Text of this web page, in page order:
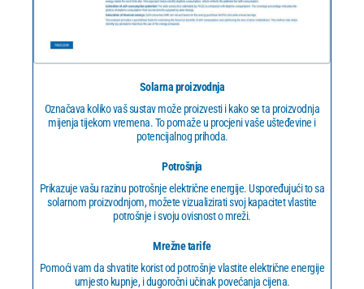
Solarna proizvodnja
Označava koliko vaš sustav može proizvesti i kako se ta proizvodnja
mijenja tijekom vremena. To pomaže u procjeni vaše ušteđevine i
potencijalnog prihoda.
Potrošnja
Prikazuje vašu razinu potrošnje električne energije. Uspoređujući to sa
solarnom proizvodnjom, možete vizualizirati svoj kapacitet vlastite
potrošnje i svoju ovisnost o mreži.
Mrežne tarife
Pomoći vam da shvatite korist od potrošnje vlastite električne energije
umjesto kupnje, i dugoročni učinak povećanja cijena.